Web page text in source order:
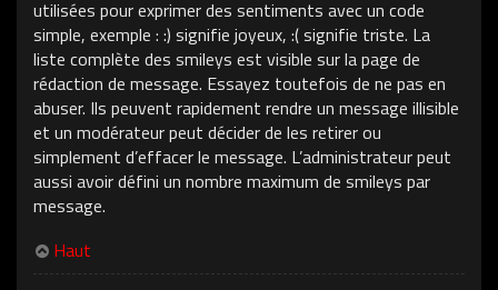
utilisées pour exprimer des sentiments avec un code
simple, exemple : :) signifie joyeux, :( signifie triste. La
liste complète des smileys est visible sur la page de
rédaction de message. Essayez toutefois de ne pas en
abuser. Ils peuvent rapidement rendre un message illisible
et un modérateur peut décider de les retirer ou
simplement d’effacer le message. L’administrateur peut
aussi avoir défini un nombre maximum de smileys par
message.
Haut